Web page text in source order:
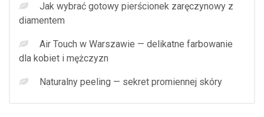
Jak wybrać gotowy pierścionek zaręczynowy z
diamentem
Air Touch w Warszawie — delikatne farbowanie
dla kobiet i mężczyzn
Naturalny peeling — sekret promiennej skóry